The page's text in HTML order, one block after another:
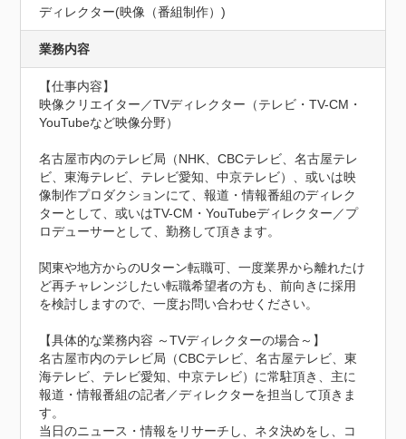
ディレクター(映像（番組制作）)
業務内容
【仕事内容】
映像クリエイター／TVディレクター（テレビ・TV-CM・
YouTubeなど映像分野）
名古屋市内のテレビ局（NHK、CBCテレビ、名古屋テレ
ビ、東海テレビ、テレビ愛知、中京テレビ）、或いは映
像制作プロダクションにて、報道・情報番組のディレク
ターとして、或いはTV-CM・YouTubeディレクター／プ
ロデューサーとして、勤務して頂きます。
関東や地方からのUターン転職可、一度業界から離れたけ
ど再チャレンジしたい転職希望者の方も、前向きに採用
を検討しますので、一度お問い合わせください。
【具体的な業務内容 ～TVディレクターの場合～】
名古屋市内のテレビ局（CBCテレビ、名古屋テレビ、東
海テレビ、テレビ愛知、中京テレビ）に常駐頂き、主に
報道・情報番組の記者／ディレクターを担当して頂きま
す。
当日のニュース・情報をリサーチし、ネタ決めをし、コ